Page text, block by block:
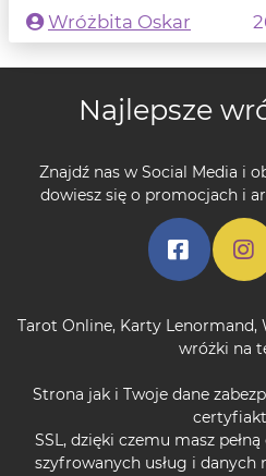
Wróżbita Oskar
Najlepsze
Znajdź nas w Social Media i
dowiesz się o promocjach i
Tarot Online, Karty Lenormand,
wróżki na
Strona jak i Twoje dane
SSL, dzięki czemu masz
szyfrowanych usług i danych